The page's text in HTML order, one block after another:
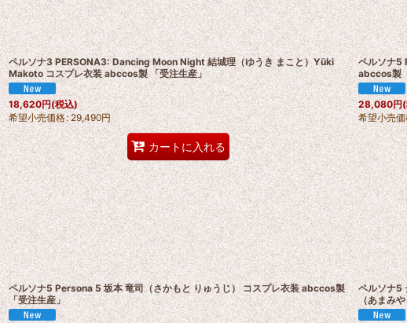
ペルソナ3 PERSONA3: Dancing Moon Night 結城理（ゆうき まこと）Yūki
Makoto コスプレ衣装 abccos製 「受注生産」
18,620円(税込)
希望小売価格: 29,490円
カートに入れる
ペルソナ5
abccos製
28,080円(
希望小売価
ペルソナ5 Persona 5 坂本 竜司（さかもと りゅうじ） コスプレ衣装 abccos製
「受注生産」
ペルソナ5
（あまみ